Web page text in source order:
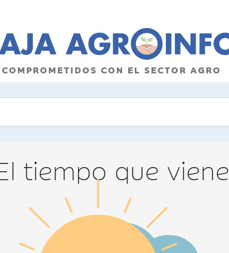
COMPROMETIDOS CON EL SECTOR AGRO
tiempo que viene